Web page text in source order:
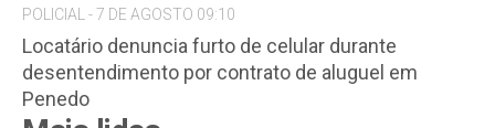
POLICIAL - 7 DE AGOSTO 09:10
Locatário denuncia furto de celular durante
desentendimento por contrato de aluguel em
Penedo